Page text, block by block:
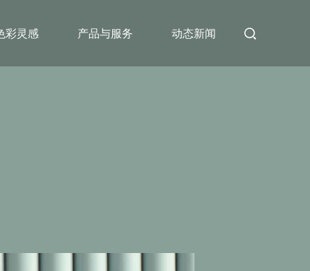
彩灵感 产品与服务 动态新闻